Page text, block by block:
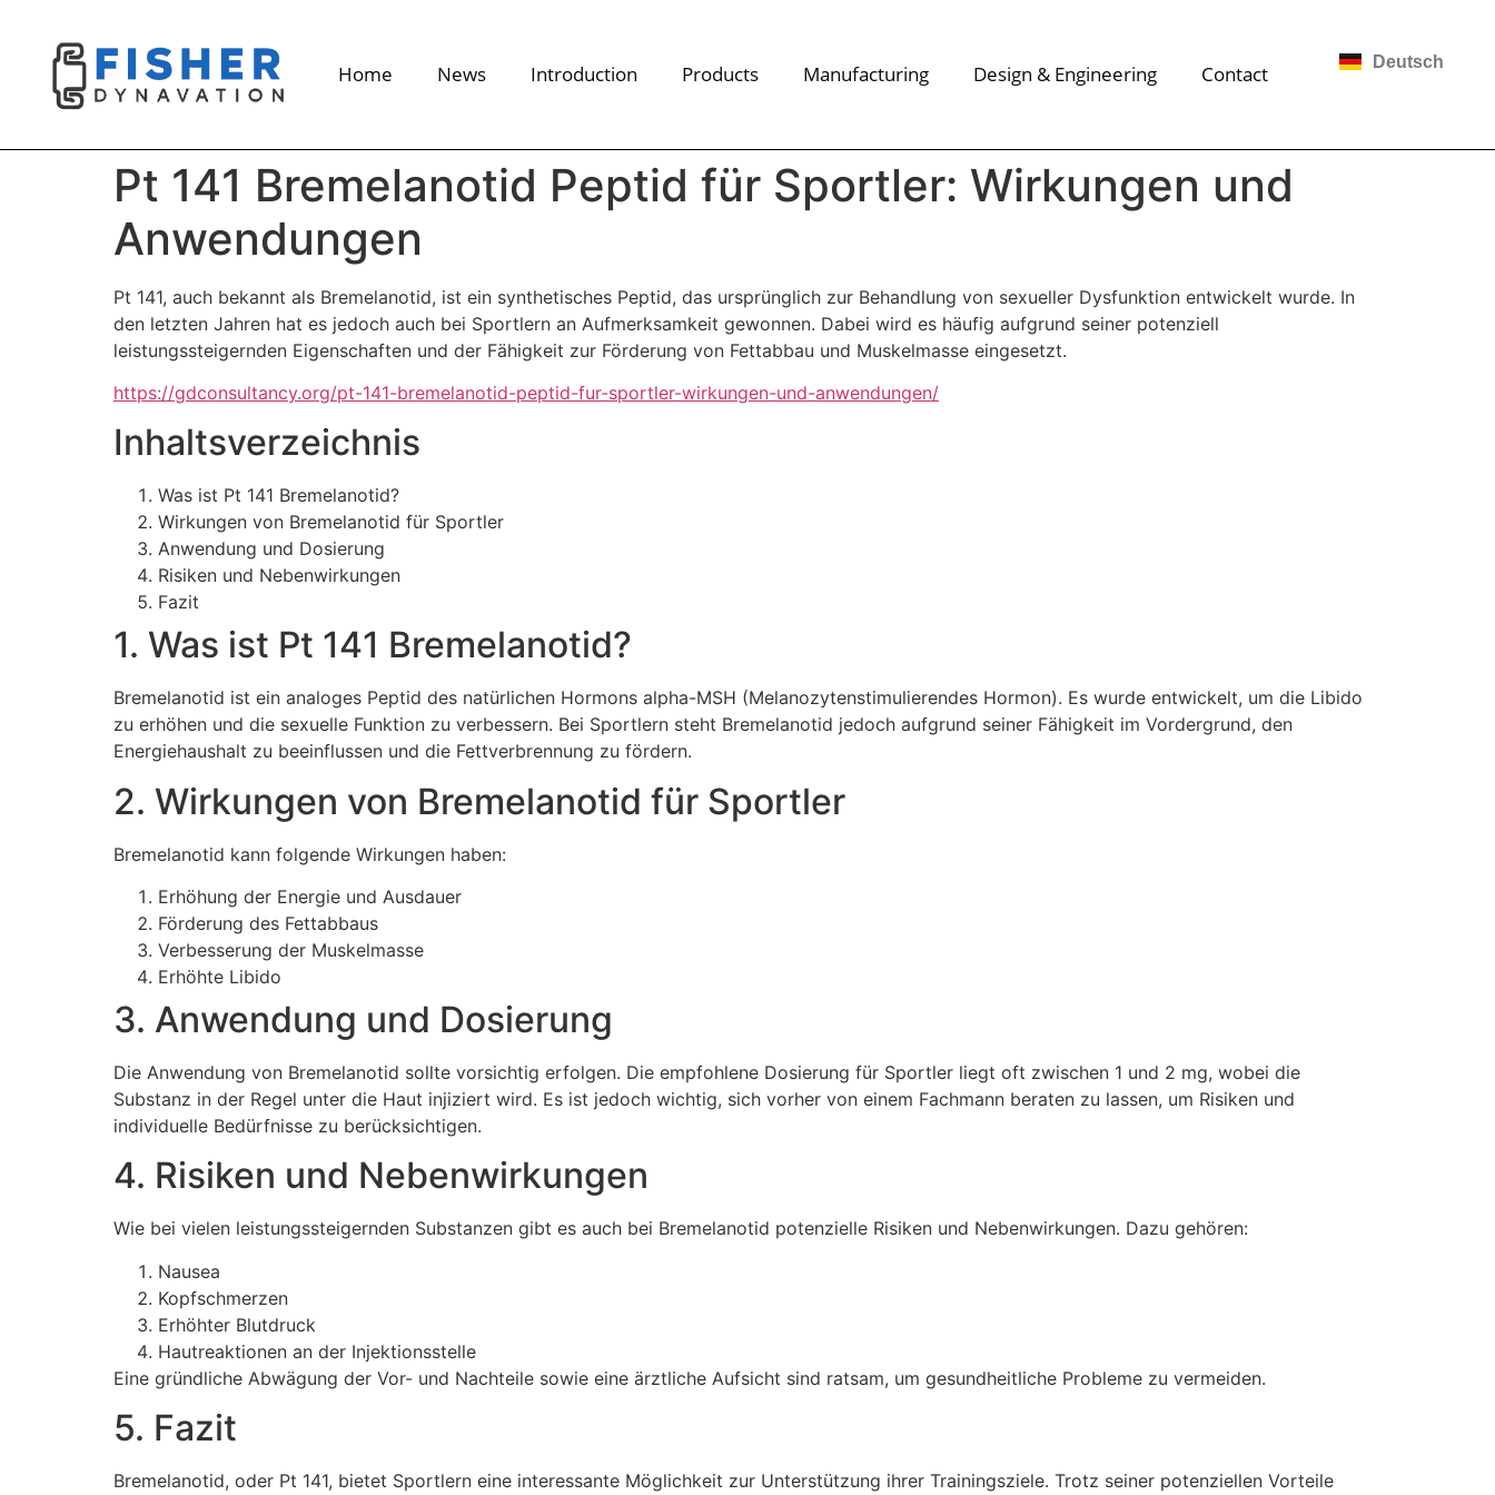
Deutsch
Home News Introduction Products Manufacturing Design & Engineering Contact
Pt 141 Bremelanotid Peptid für Sportler: Wirkungen und
Anwendungen
Pt 141, auch bekannt als Bremelanotid, ist ein synthetisches Peptid, das ursprünglich zur Behandlung von sexueller Dysfunktion entwickelt wurde. In
den letzten Jahren hat es jedoch auch bei Sportlern an Aufmerksamkeit gewonnen. Dabei wird es häufig aufgrund seiner potenziell
leistungssteigernden Eigenschaften und der Fähigkeit zur Förderung von Fettabbau und Muskelmasse eingesetzt.
https://gdconsultancy.org/pt-141-bremelanotid-peptid-fur-sportler-wirkungen-und-anwendungen/
Inhaltsverzeichnis
Was ist Pt 141 Bremelanotid?
Wirkungen von Bremelanotid für Sportler
Anwendung und Dosierung
Risiken und Nebenwirkungen
Fazit
1. Was ist Pt 141 Bremelanotid?
Bremelanotid ist ein analoges Peptid des natürlichen Hormons alpha-MSH (Melanozytenstimulierendes Hormon). Es wurde entwickelt, um die Libido
zu erhöhen und die sexuelle Funktion zu verbessern. Bei Sportlern steht Bremelanotid jedoch aufgrund seiner Fähigkeit im Vordergrund, den
Energiehaushalt zu beeinflussen und die Fettverbrennung zu fördern.
2. Wirkungen von Bremelanotid für Sportler
Bremelanotid kann folgende Wirkungen haben:
Erhöhung der Energie und Ausdauer
Förderung des Fettabbaus
Verbesserung der Muskelmasse
Erhöhte Libido
3. Anwendung und Dosierung
Die Anwendung von Bremelanotid sollte vorsichtig erfolgen. Die empfohlene Dosierung für Sportler liegt oft zwischen 1 und 2 mg, wobei die
Substanz in der Regel unter die Haut injiziert wird. Es ist jedoch wichtig, sich vorher von einem Fachmann beraten zu lassen, um Risiken und
individuelle Bedürfnisse zu berücksichtigen.
4. Risiken und Nebenwirkungen
Wie bei vielen leistungssteigernden Substanzen gibt es auch bei Bremelanotid potenzielle Risiken und Nebenwirkungen. Dazu gehören:
Nausea
Kopfschmerzen
Erhöhter Blutdruck
Hautreaktionen an der Injektionsstelle
Eine gründliche Abwägung der Vor- und Nachteile sowie eine ärztliche Aufsicht sind ratsam, um gesundheitliche Probleme zu vermeiden.
5. Fazit
Bremelanotid, oder Pt 141, bietet Sportlern eine interessante Möglichkeit zur Unterstützung ihrer Trainingsziele. Trotz seiner potenziellen Vorteile